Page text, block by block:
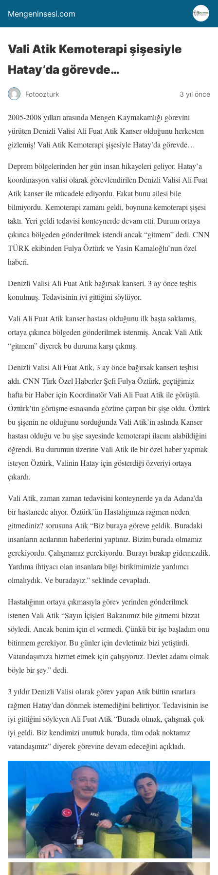
Mengeninsesi.com
Vali Atik Kemoterapi şişesiyle
Hatay’da görevde…
Fotoozturk 3 yıl önce
2005-2008 yılları arasında Mengen Kaymakamlığı görevini
yürüten Denizli Valisi Ali Fuat Atik Kanser olduğunu herkesten
gizlemiş! Vali Atik Kemoterapi şişesiyle Hatay’da görevde…
Deprem bölgelerinden her gün insan hikayeleri geliyor. Hatay’a
koordinasyon valisi olarak görevlendirilen Denizli Valisi Ali Fuat
Atik kanser ile mücadele ediyordu. Fakat bunu ailesi bile
bilmiyordu. Kemoterapi zamanı geldi, boynuna kemoterapi şişesi
taktı. Yeri geldi tedavisi konteynerde devam etti. Durum ortaya
çıkınca bölgeden gönderilmek istendi ancak “gitmem” dedi. CNN
TÜRK ekibinden Fulya Öztürk ve Yasin Kamaloğlu’nun özel
haberi.
Denizli Valisi Ali Fuat Atik bağırsak kanseri. 3 ay önce teşhis
konulmuş. Tedavisinin iyi gittiğini söylüyor.
Vali Ali Fuat Atik kanser hastası olduğunu ilk başta saklamış,
ortaya çıkınca bölgeden gönderilmek istenmiş. Ancak Vali Atik
“gitmem” diyerek bu duruma karşı çıkmış.
Denizli Valisi Ali Fuat Atik, 3 ay önce bağırsak kanseri teşhisi
aldı. CNN Türk Özel Haberler Şefi Fulya Öztürk, geçtiğimiz
hafta bir Haber için Koordinatör Vali Ali Fuat Atik ile görüştü.
Öztürk’ün görüşme esnasında gözüne çarpan bir şişe oldu. Öztürk
bu şişenin ne olduğunu sorduğunda Vali Atik’in aslında Kanser
hastası olduğu ve bu şişe sayesinde kemoterapi ilacını alabildiğini
öğrendi. Bu durumun üzerine Vali Atik ile bir özel haber yapmak
isteyen Öztürk, Valinin Hatay için gösterdiği özveriyi ortaya
çıkardı.
Vali Atik, zaman zaman tedavisini konteynerde ya da Adana’da
bir hastanede alıyor. Öztürk’ün Hastalığınıza rağmen neden
gitmediniz? sorusuna Atik “Biz buraya göreve geldik. Buradaki
insanların acılarının haberlerini yaptınız. Bizim burada olmamız
gerekiyordu. Çalışmamız gerekiyordu. Burayı bırakıp gidemezdik.
Yardıma ihtiyacı olan insanlara bilgi birikimimizle yardımcı
olmalıydık. Ve buradayız.” seklinde cevapladı.
Hastalığının ortaya çıkmasıyla görev yerinden gönderilmek
istenen Vali Atik “Sayın İçişleri Bakanımız bile gitmemi bizzat
söyledi. Ancak benim için el vermedi. Çünkü bir işe başladım onu
bitirmem gerekiyor. Bu günler için devletimiz bizi yetiştirdi.
Vatandaşımıza hizmet etmek için çalışıyoruz. Devlet adamı olmak
böyle bir şey.” dedi.
3 yıldır Denizli Valisi olarak görev yapan Atik bütün ısrarlara
rağmen Hatay’dan dönmek istemediğini belirtiyor. Tedavisinin ise
iyi gittiğini söyleyen Ali Fuat Atik “Burada olmak, çalışmak çok
iyi geldi. Biz kendimizi unuttuk burada, tüm odak noktamız
vatandaşımız” diyerek görevine devam edeceğini açıkladı.